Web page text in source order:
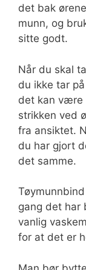
det bak
munn, og
sitte godt.
Når du skal
du ikke tar
det kan være
strikken ved
fra ansiktet.
du har gjort
det samme.
gang det har
vanlig
for at det er